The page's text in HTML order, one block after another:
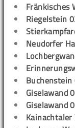
Fränkisches
Riegelstein
Neudorfer
Giselawand
Giselawand
Kainachtaler